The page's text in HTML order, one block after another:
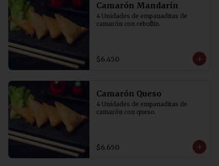
Camarón Mandarín
4 Unidades de empanaditas de
camarón con cebollín.
$6.450
Camarón Queso
4 Unidades de empanaditas de
camarón con queso.
$6.650